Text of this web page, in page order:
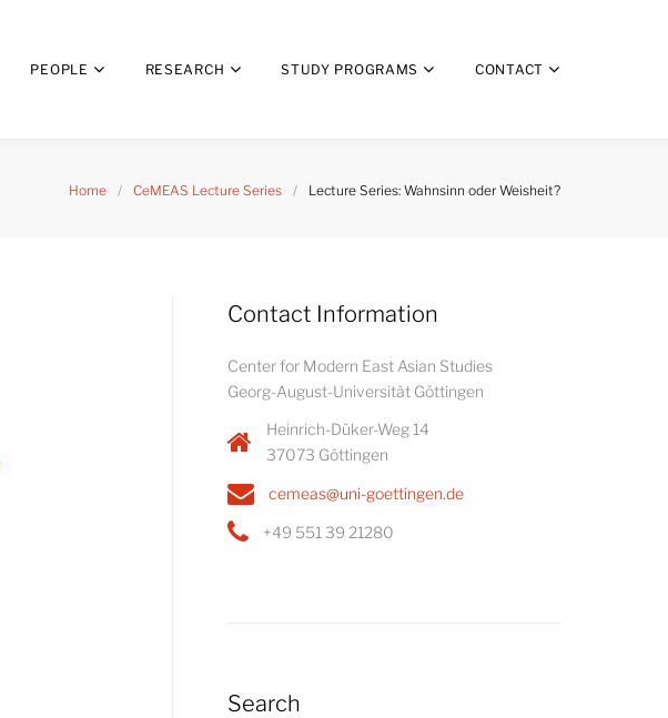
PEOPLE RESEARCH STUDY PROGRAMS CONTACT
Home / CeMEAS Lecture Series / Lecture Series: Wahnsinn oder Weisheit?
Contact Information
Center for Modern East Asian Studies
Georg-August-Universität Göttingen
Heinrich-Düker-Weg 14
37073 Göttingen
cemeas@uni-goettingen.de
+49 551 39 21280
Search